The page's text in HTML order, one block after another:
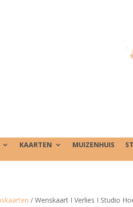
KAARTEN MUIZENHUIS
/ Wenskaart I Verlies I Studio